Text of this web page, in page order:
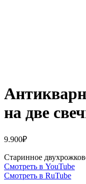
на две
9.900₽
Старинное
Смотреть в YouTube
Смотреть в RuTube